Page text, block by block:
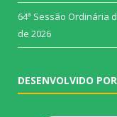
64ª Sessão Ordinária
de 2026
DESENVOLVIDO